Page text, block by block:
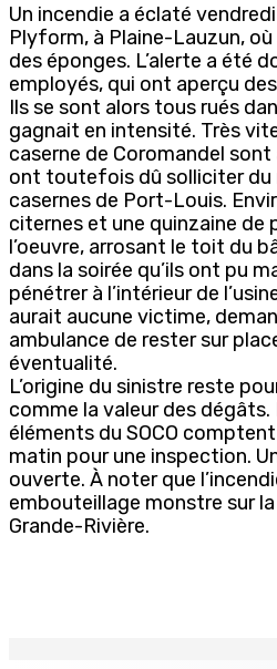
Un incendie a éclaté
Plyform, à Plaine-Lauzun,
des éponges. L’alerte a été
employés, qui ont aperçu
Ils se sont alors tous rués
gagnait en intensité. Très
caserne de Coromandel sont
ont toutefois dû solliciter du
casernes de Port-Louis.
citernes et une quinzaine de
l’oeuvre, arrosant le toit du
dans la soirée qu’ils ont pu
pénétrer à l’intérieur de
aurait aucune victime,
ambulance de rester sur
éventualité.
L’origine du sinistre reste
comme la valeur des
éléments du SOCO
matin pour une inspection.
ouverte. À noter que
embouteillage monstre sur
Grande-Rivière.